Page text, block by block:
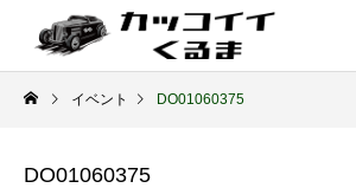
イベント DO01060375
DO01060375